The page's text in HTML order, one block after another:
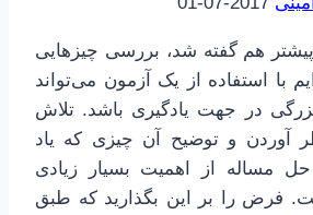
هم گفته شد، بررسی چیزهایی
با استفاده از یک آزمون می‌تواند
در جهت یادگیری باشد. تلاش
آوردن و توضیح آن چیزی که یاد
حل مساله از اهمیت بسیار زیادی
فرض را بر این بگذارید که طبق